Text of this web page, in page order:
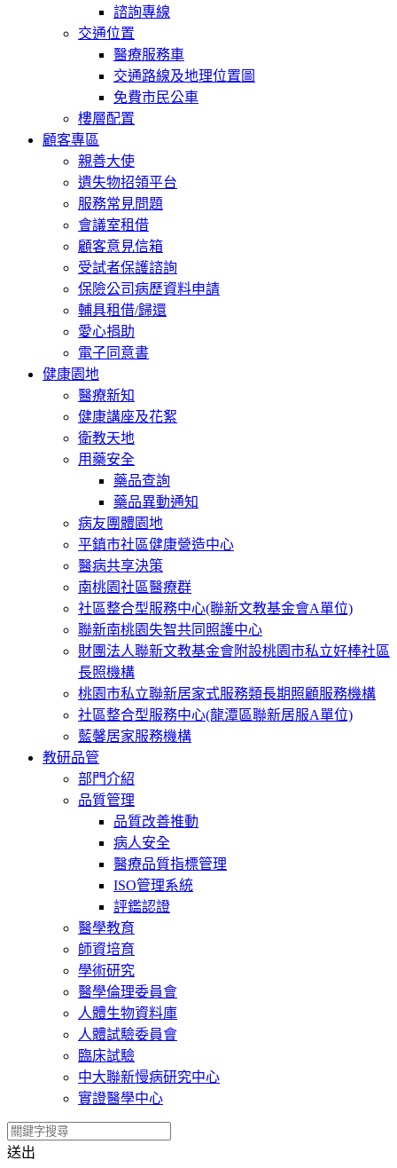
諮詢專線
交通位置
醫療服務車
交通路線及地理位置圖
免費市民公車
樓層配置
顧客專區
親善大使
遺失物招領平台
服務常見問題
會議室租借
顧客意見信箱
受試者保護諮詢
保險公司病歷資料申請
輔具租借/歸還
愛心捐助
電子同意書
健康園地
醫療新知
健康講座及花絮
衛教天地
用藥安全
藥品查詢
藥品異動通知
病友團體園地
平鎮市社區健康營造中心
醫病共享決策
南桃園社區醫療群
社區整合型服務中心(聯新文教基金會A單位)
聯新南桃園失智共同照護中心
財團法人聯新文教基金會附設桃園市私立好棒社區
長照機構
桃園市私立聯新居家式服務類長期照顧服務機構
社區整合型服務中心(龍潭區聯新居服A單位)
藍馨居家服務機構
教研品管
部門介紹
品質管理
品質改善推動
病人安全
醫療品質指標管理
ISO管理系統
評鑑認證
醫學教育
師資培育
學術研究
醫學倫理委員會
人體生物資料庫
人體試驗委員會
臨床試驗
中大聯新慢病研究中心
實證醫學中心
送出